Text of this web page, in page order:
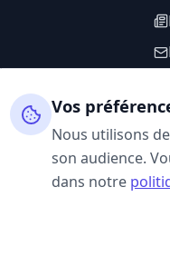
Vos
Nous utilisons
son audience.
dans notre